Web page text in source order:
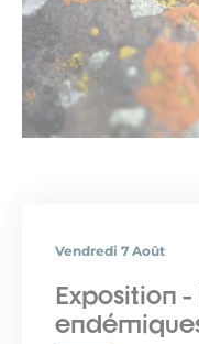
Vendredi 7 Août
Exposition